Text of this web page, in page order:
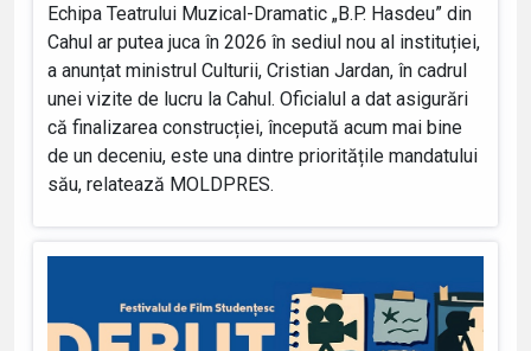
Echipa Teatrului Muzical-Dramatic „B.P. Hasdeu” din
Cahul ar putea juca în 2026 în sediul nou al instituției,
a anunțat ministrul Culturii, Cristian Jardan, în cadrul
unei vizite de lucru la Cahul. Oficialul a dat asigurări
că finalizarea construcției, începută acum mai bine
de un deceniu, este una dintre prioritățile mandatului
său, relatează MOLDPRES.